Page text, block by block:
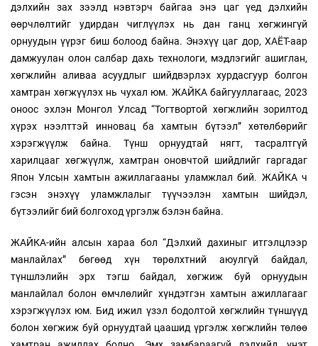
дэлхийн зах зээлд нэвтэрч байгаа энэ цаг үед дэлхийн
өөрчлөлтийг удирдан чиглүүлэх нь дан ганц хөгжингүй
орнуудын үүрэг биш болоод байна. Энэхүү цаг дор, ХАЁТ-аар
дамжуулан олон салбар дахь технологи, мэдлэгийг ашиглан,
хөгжлийн аливаа асуудлыг шийдвэрлэх хурдасгуур болгон
хамтран хөгжүүлэх нь чухал юм. ЖАЙКА байгууллагаас, 2023
оноос эхлэн Монгол Улсад “Тогтвортой хөгжлийн зорилтод
хүрэх нээлттэй инновац ба хамтын бүтээл” хөтөлбөрийг
хэрэгжүүлж байна. Түнш орнуудтай нягт, тасралтгүй
харилцааг хөгжүүлж, хамтран оновчтой шийдлийг гаргадаг
Япон Улсын хамтын ажиллагааны уламжлал бий. ЖАЙКА ч
гэсэн энэхүү уламжлалыг түүчээлэн хамтын шийдэл,
бүтээлийг бий болгоход үргэлж бэлэн байна.
ЖАЙКА-ийн алсын хараа бол “Дэлхий дахиныг итгэлцлээр
манлайлах” бөгөөд хүн төрөлхтний аюулгүй байдал,
түншлэлийн эрх тэгш байдал, хөгжиж буй орнуудын
манлайлал болон өмчлөлийг хүндэтгэн хамтын ажиллагааг
хэрэгжүүлэх юм. Бид ижил үзэл бодолтой хөгжлийн түншүүд
болон хөгжиж буй орнуудтай цаашид үргэлж хөгжлийн төлөө